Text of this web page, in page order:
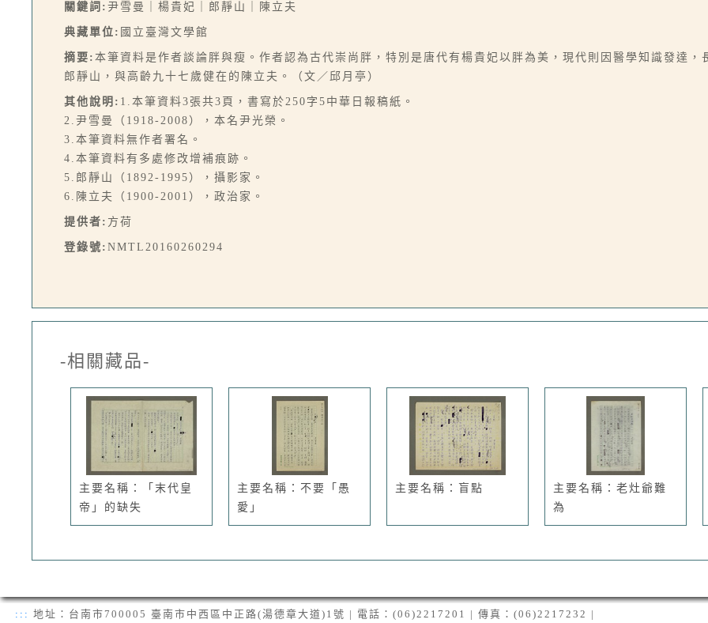
關鍵詞: 尹雪曼｜楊貴妃｜郎靜山｜陳立夫
典藏單位: 國立臺灣文學館
摘要: 本筆資料是作者談論胖與瘦。作者認為古代崇尚胖，特別是唐代有楊貴妃以胖為美，現代則因醫學知識發達
郎靜山，與高齡九十七歲健在的陳立夫。（文／邱月亭）
其他說明: 1.本筆資料3張共3頁，書寫於250字5中華日報稿紙。
2.尹雪曼（1918-2008），本名尹光榮。
3.本筆資料無作者署名。
4.本筆資料有多處修改增補痕跡。
5.郎靜山（1892-1995），攝影家。
6.陳立夫（1900-2001），政治家。
提供者: 方荷
登錄號: NMTL20160260294
-相關藏品-
主要名稱：「末代皇
帝」的缺失
主要名稱：不要「愚
愛」
主要名稱：盲點
主要名稱：老灶爺難
為
::: 地址：台南市700005 臺南市中西區中正路(湯德章大道)1號 | 電話：(06)2217201 | 傳真：(06)2217232 |